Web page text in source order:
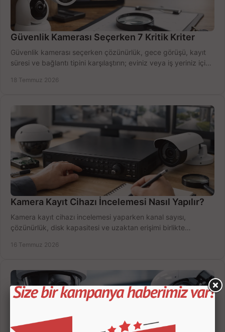
Güvenlik Kamerası Seçerken 7 Kritik Kriter
Güvenlik kamerası seçerken çözünürlük, gece görüşü, kayıt
süresi ve bağlantı tipini karşılaştırın; eviniz veya iş yeriniz için
18 Temmuz 2026
Kamera Kayıt Cihazı İncelemesi Nasıl Yapılır?
Kamera kayıt cihazı incelemesi yaparken kanal sayısı,
çözünürlük, disk kapasitesi ve uzaktan erişimi birlikte
16 Temmuz 2026